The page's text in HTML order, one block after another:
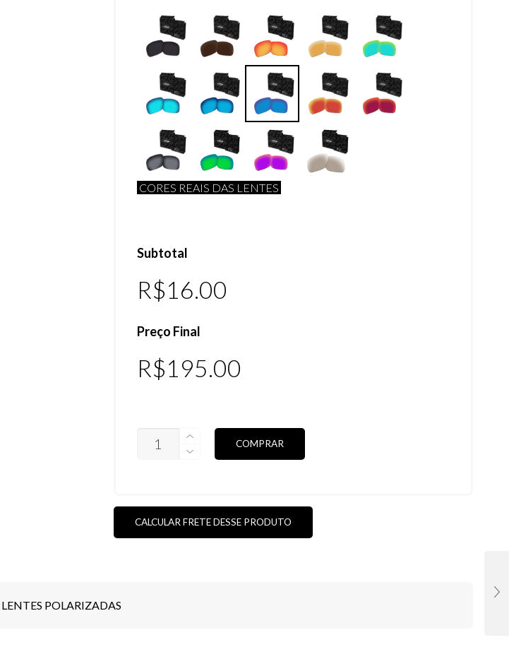
CORES REAIS DAS LENTES
Subtotal
R$16.00
Preço Final
R$195.00
FUEL
CORES)
QUANTIDADE
COMPRAR
CALCULAR FRETE DESSE PRODUTO
LENTES POLARIZADAS